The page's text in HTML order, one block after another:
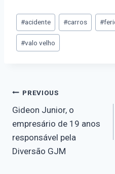
#acidente #carros #
#valo velho
PREVIOUS
Gideon Junior, o
empresário de 19 anos
responsável pela
Diversão GJM